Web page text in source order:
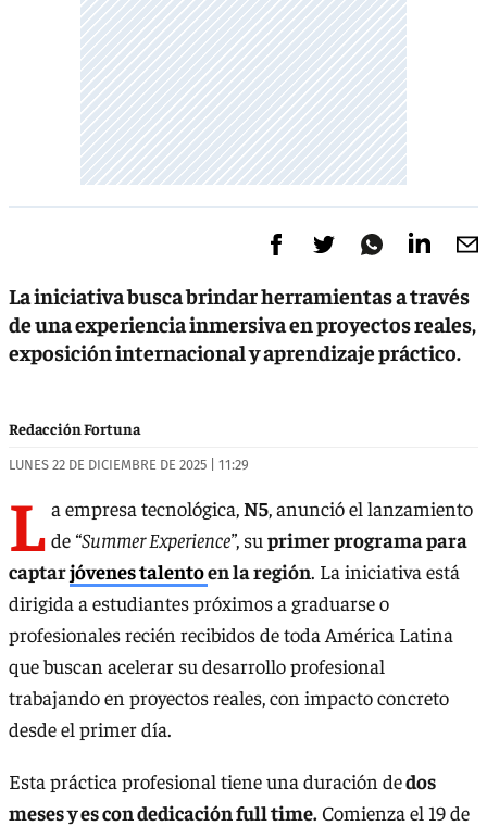
La iniciativa busca brindar herramientas a través
de una experiencia inmersiva en proyectos reales,
exposición internacional y aprendizaje práctico.
Redacción Fortuna
LUNES 22 DE DICIEMBRE DE 2025 | 11:29
L a empresa tecnológica, N5, anunció el lanzamiento
de “Summer Experience”, su primer programa para
captarjóvenes talentoen la región. La iniciativa está
dirigida a estudiantes próximos a graduarse o
profesionales recién recibidos de toda América Latina
que buscan acelerar su desarrollo profesional
trabajando en proyectos reales, con impacto concreto
desde el primer día.
Esta práctica profesional tiene una duración dedos
meses y es con dedicación full time.Comienza el 19 de